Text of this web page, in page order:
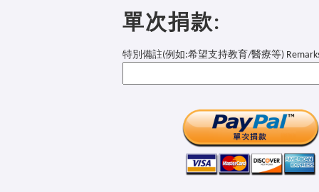
單次捐款:
特別備註(例如:希望支持教育/醫療等)